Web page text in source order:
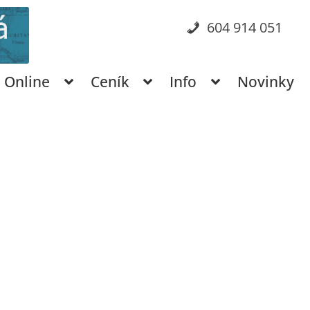
604 914 051
Online Ceník Info Novinky